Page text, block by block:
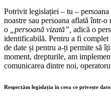
Potrivit legislației – tu –
noastre sau persoana aflată într-
o
„persoană vizată”, adică o
identificabilă. Pentru a fi
de date și pentru a-ți permite să
moment, drepturile, am
comunicarea dintre noi,
Respectăm legislația în ceea ce privește